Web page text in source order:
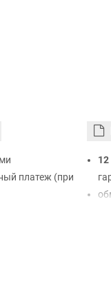
платеж (при